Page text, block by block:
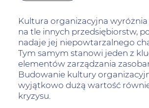
Kultura organizacyjna
na tle innych przedsiębiorstw,
nadaje jej niepowtarzalnego
Tym samym stanowi jeden z
elementów zarządzania
Budowanie kultury
wyjątkowo dużą wartość
kryzysu.